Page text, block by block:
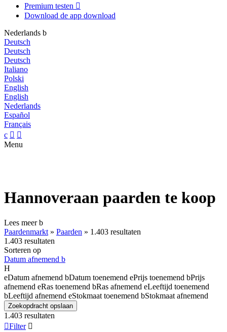
Premium testen 
Download de app download
Nederlands b
Deutsch
Deutsch
Deutsch
Italiano
Polski
English
English
Nederlands
Español
Français
c  
Menu
Hannoveraan paarden te koop
Lees meerb
Paardenmarkt » Paarden » 1.403 resultaten
1.403 resultaten
Sorteren op
Datum afnemend b
H
eDatum afnemend bDatum toenemend ePrijs toenemend bPrijs
afnemend eRas toenemend bRas afnemend eLeeftijd toenemend
bLeeftijd afnemend eStokmaat toenemend bStokmaat afnemend
Zoekopdracht opslaan
1.403 resultaten
Filter 